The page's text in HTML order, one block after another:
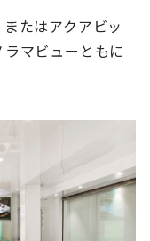
たはアクアビッ
マビューともに